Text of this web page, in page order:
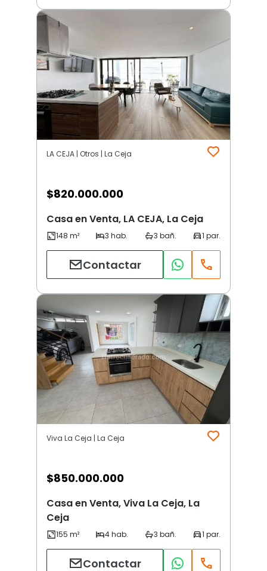
LA CEJA | Otros | La Ceja
$820.000.000
Casa en Venta, LA CEJA, La Ceja
Contactar
Viva La Ceja | La Ceja
$850.000.000
Casa en Venta, Viva La Ceja, La
Ceja
Contactar